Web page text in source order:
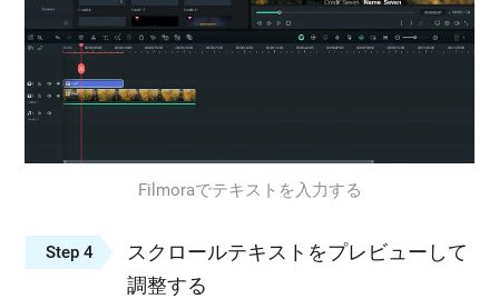
Filmoraでテキストを入力する
Step 4
スクロールテキストをプレビューして
調整する